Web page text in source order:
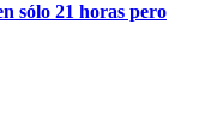
sólo 21 horas pero